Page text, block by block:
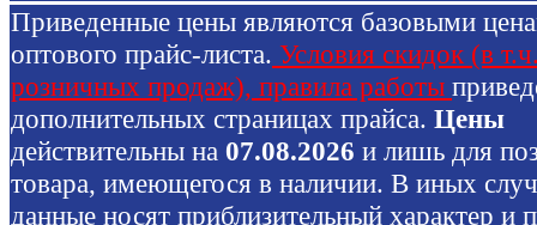
Приведенные цены являются базовыми
оптового прайс-листа. Условия скидок (в
розничных продаж), правила работы
дополнительных страницах прайса. Цены
действительны на 07.08.2026 и лишь для
товара, имеющегося в наличии. В иных
данные носят приблизительный характер и